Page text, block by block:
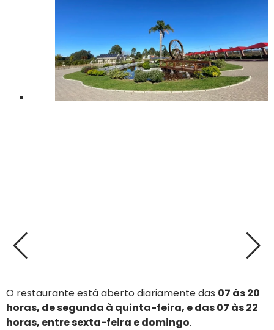
O restaurante está aberto diariamente das 07 às 20
horas, de segunda à quinta-feira, e das 07 às 22
horas, entre sexta-feira e domingo.